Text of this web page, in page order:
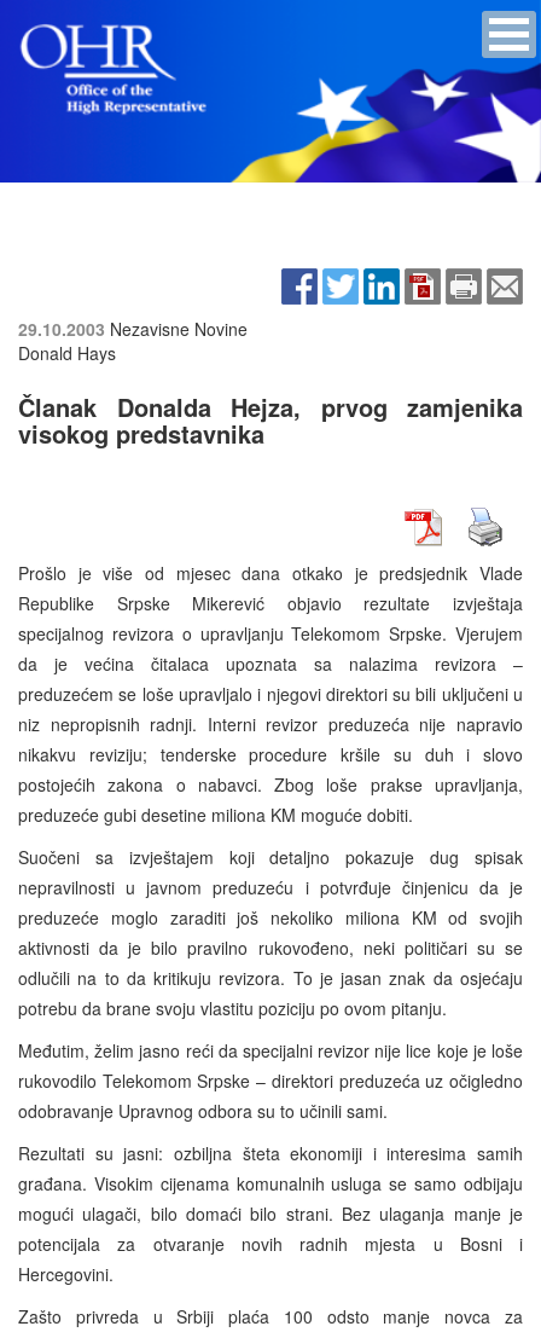
29.10.2003 Nezavisne Novine
Donald Hays
Članak Donalda Hejza, prvog zamjenika
visokog predstavnika
Prošlo je više od mjesec dana otkako je predsjednik Vlade
Republike Srpske Mikerević objavio rezultate izvještaja
specijalnog revizora o upravljanju Telekomom Srpske. Vjerujem
da je većina čitalaca upoznata sa nalazima revizora –
preduzećem se loše upravljalo i njegovi direktori su bili uključeni u
niz nepropisnih radnji. Interni revizor preduzeća nije napravio
nikakvu reviziju; tenderske procedure kršile su duh i slovo
postojećih zakona o nabavci. Zbog loše prakse upravljanja,
preduzeće gubi desetine miliona KM moguće dobiti.
Suočeni sa izvještajem koji detaljno pokazuje dug spisak
nepravilnosti u javnom preduzeću i potvrđuje činjenicu da je
preduzeće moglo zaraditi još nekoliko miliona KM od svojih
aktivnosti da je bilo pravilno rukovođeno, neki političari su se
odlučili na to da kritikuju revizora. To je jasan znak da osjećaju
potrebu da brane svoju vlastitu poziciju po ovom pitanju.
Međutim, želim jasno reći da specijalni revizor nije lice koje je loše
rukovodilo Telekomom Srpske – direktori preduzeća uz očigledno
odobravanje Upravnog odbora su to učinili sami.
Rezultati su jasni: ozbiljna šteta ekonomiji i interesima samih
građana. Visokim cijenama komunalnih usluga se samo odbijaju
mogući ulagači, bilo domaći bilo strani. Bez ulaganja manje je
potencijala za otvaranje novih radnih mjesta u Bosni i
Hercegovini.
Zašto privreda u Srbiji plaća 100 odsto manje novca za